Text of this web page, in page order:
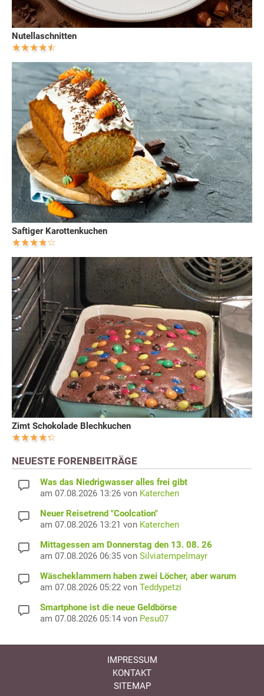
Nutellaschnitten
Saftiger Karottenkuchen
Zimt Schokolade Blechkuchen
NEUESTE FORENBEITRÄGE
Was das Niedrigwasser alles frei gibt
am 07.08.2026 13:26 von Katerchen
Neuer Reisetrend "Coolcation"
am 07.08.2026 13:21 von Katerchen
Mittagessen am Donnerstag den 13. 08. 26
am 07.08.2026 06:35 von Silviatempelmayr
Wäscheklammern haben zwei Löcher, aber warum
am 07.08.2026 05:22 von Teddypetzi
Smartphone ist die neue Geldbörse
am 07.08.2026 05:14 von Pesu07
IMPRESSUM
KONTAKT
SITEMAP